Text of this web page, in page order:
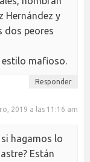
Hernández y
dos peores
estilo mafioso.
Responder
2019 a las 11:16 am
hagamos lo
Están